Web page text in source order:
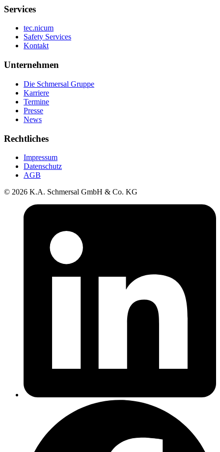
Services
tec.nicum
Safety Services
Kontakt
Unternehmen
Die Schmersal Gruppe
Karriere
Termine
Presse
News
Rechtliches
Impressum
Datenschutz
AGB
© 2026 K.A. Schmersal GmbH & Co. KG